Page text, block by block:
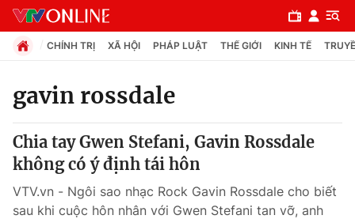
Chuyên mục
Chính trị
Xã hội
CHÍNH TRỊ XÃ HỘI PHÁP LUẬT THẾ GIỚI KINH TẾ
gavin rossdale
Chia tay Gwen Stefani, Gavin Rossdale
không có ý định tái hôn
VTV.vn - Ngôi sao nhạc Rock Gavin Rossdale cho biết
sau khi cuộc hôn nhân với Gwen Stefani tan vỡ, anh